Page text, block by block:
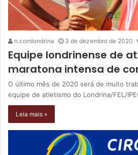
n.comlondrina 3 de dezembro de 2020
Equipe londrinense de
maratona intensa de
O último mês de 2020 será de muito
equipe de atletismo do Londrina/FEL/
Leia mais »